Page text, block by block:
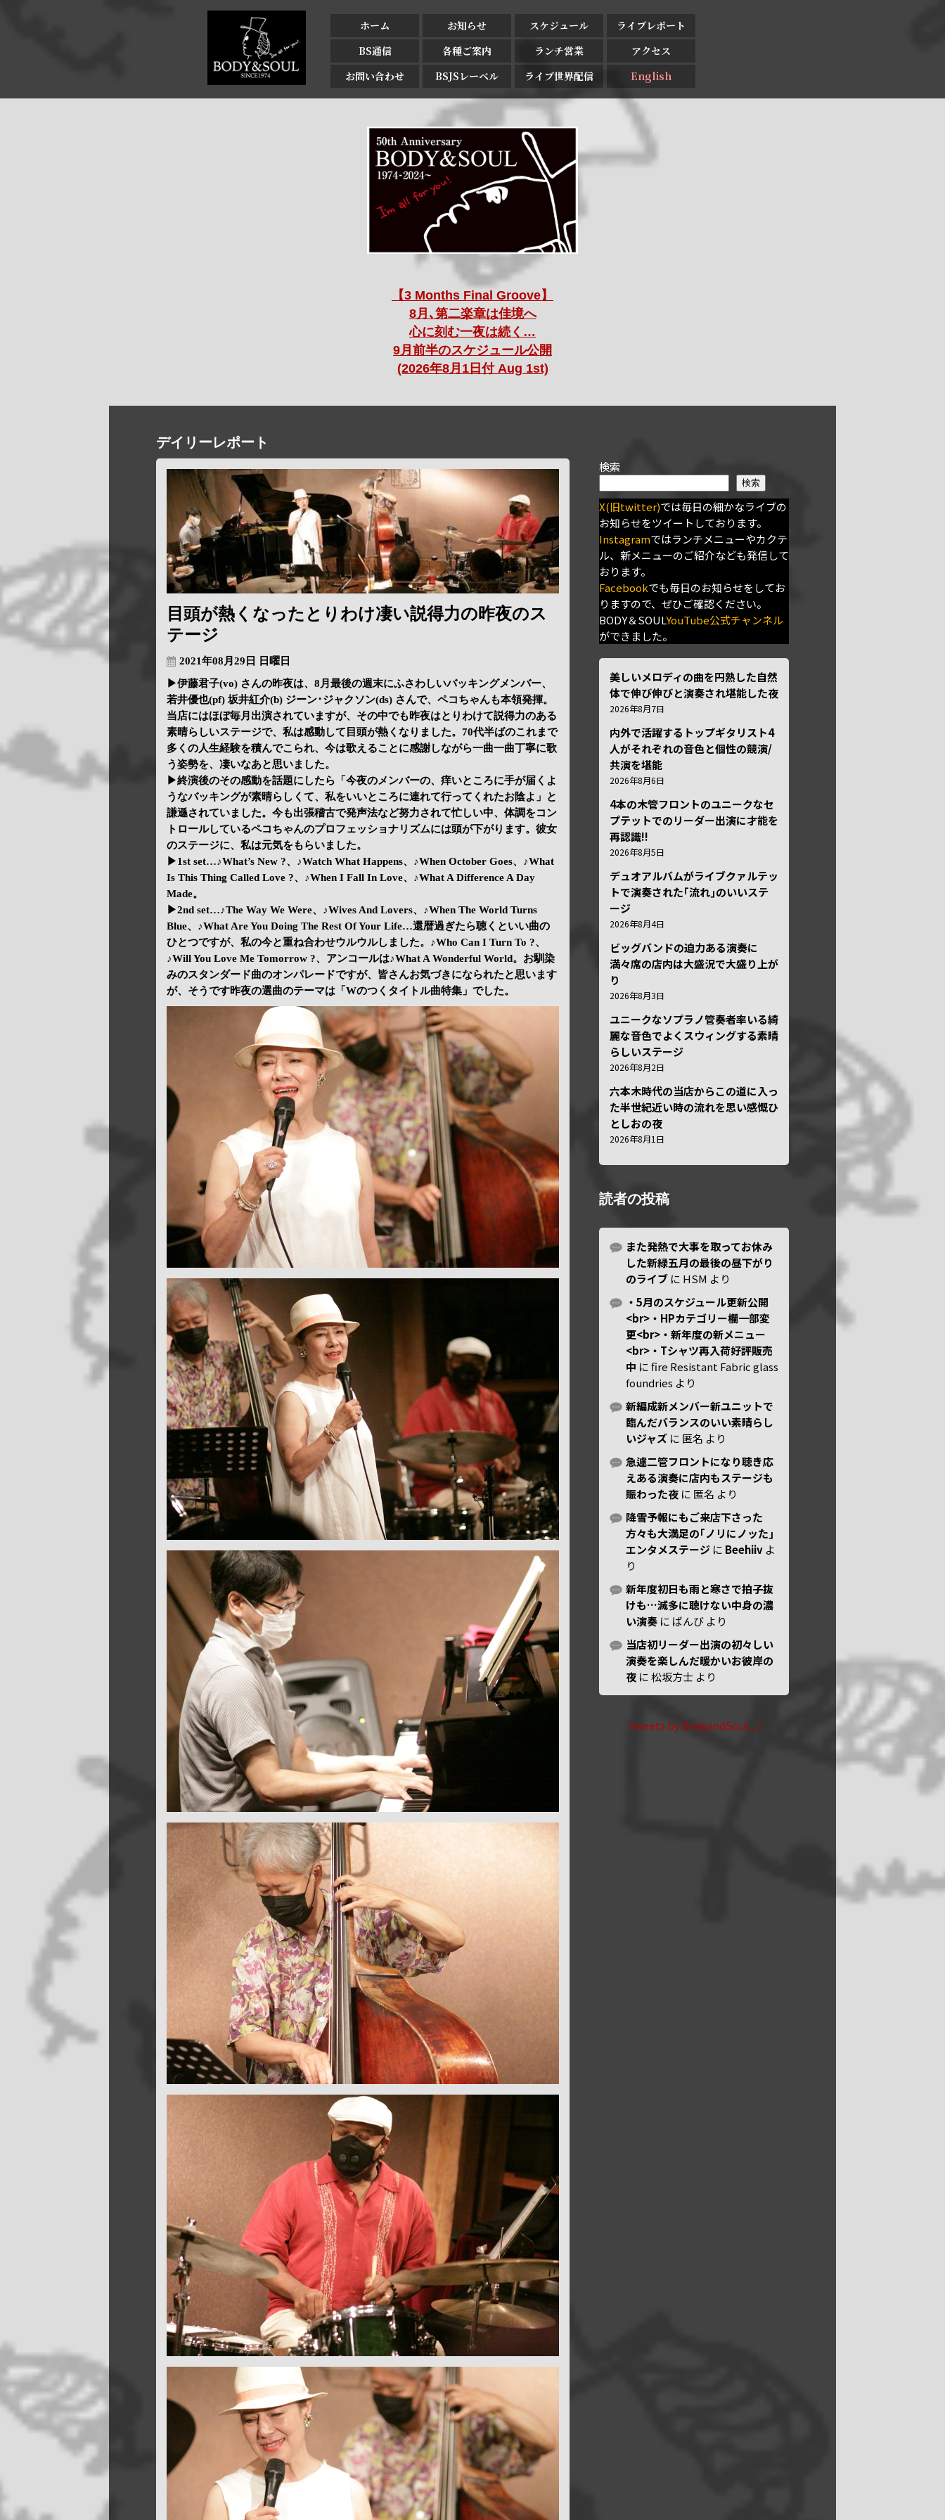
ホーム お知らせ スケジュール
ライブレポート
BS通信
各種ご案内 ランチ営業
アクセス
お問い合わせ
BSJSレーベル ライブ世界配信 English
【3 Months Final Groove】
8月､第二楽章は佳境へ
心に刻む一夜は続く…
9月前半のスケジュール公開
(2026年8月1日付 Aug 1st)
デイリーレポート
目頭が熱くなったとりわけ凄い説得力の昨夜のス
テージ
2021年08月29日 日曜日
▶伊藤君子(vo) さんの昨夜は、8月最後の週末にふさわしいバッキングメンバー、
若井優也(pf) 坂井紅介(b) ジーン･ジャクソン(ds) さんで、ペコちゃんも本領発揮。
当店にはほぼ毎月出演されていますが、その中でも昨夜はとりわけて説得力のある
素晴らしいステージで、私は感動して目頭が熱くなりました。70代半ばのこれまで
多くの人生経験を積んでこられ、今は歌えることに感謝しながら一曲一曲丁寧に歌
う姿勢を、凄いなあと思いました。
▶終演後のその感動を話題にしたら「今夜のメンバーの、痒いところに手が届くよ
うなバッキングが素晴らしくて、私をいいところに連れて行ってくれたお陰よ」と
謙遜されていました。今も出張稽古で発声法など努力されて忙しい中、体調をコン
トロールしているペコちゃんのプロフェッショナリズムには頭が下がります。彼女
のステージに、私は元気をもらいました。
▶1st set…♪What’s New ?、♪Watch What Happens、♪When October Goes、♪What
Is This Thing Called Love ?、♪When I Fall In Love、♪What A Difference A Day
Made。
▶2nd set…♪The Way We Were、♪Wives And Lovers、♪When The World Turns
Blue、♪What Are You Doing The Rest Of Your Life…還暦過ぎたら聴くといい曲の
ひとつですが、私の今と重ね合わせウルウルしました。♪Who Can I Turn To ?、
♪Will You Love Me Tomorrow ?、アンコールは♪What A Wonderful World。お馴染
みのスタンダード曲のオンパレードですが、皆さんお気づきになられたと思います
が、そうです昨夜の選曲のテーマは「Wのつくタイトル曲特集」でした。
検索
検索
X(旧twitter)では毎日の細かなライブの
お知らせをツイートしております。
Instagramではランチメニューやカクテ
ル、新メニューのご紹介なども発信して
おります。
Facebookでも毎日のお知らせをしてお
りますので、ぜひご確認ください。
BODY＆SOULYouTube公式チャンネル
ができました。
美しいメロディの曲を円熟した自然
体で伸び伸びと演奏され堪能した夜
2026年8月7日
内外で活躍するトップギタリスト4
人がそれぞれの音色と個性の競演/
共演を堪能
2026年8月6日
4本の木管フロントのユニークなセ
プテットでのリーダー出演に才能を
再認識!!
2026年8月5日
デュオアルバムがライブクァルテッ
トで演奏された｢流れ｣のいいステ
ージ
2026年8月4日
ビッグバンドの迫力ある演奏に
満々席の店内は大盛況で大盛り上が
り
2026年8月3日
ユニークなソプラノ管奏者率いる綺
麗な音色でよくスウィングする素晴
らしいステージ
2026年8月2日
六本木時代の当店からこの道に入っ
た半世紀近い時の流れを思い感慨ひ
としおの夜
2026年8月1日
読者の投稿
また発熱で大事を取ってお休み
した新緑五月の最後の昼下がり
のライブ に HSM より
・5月のスケジュール更新公開
<br>・HPカテゴリー欄一部変
更<br>・新年度の新メニュー
<br>・Tシャツ再入荷好評販売
中 にfire Resistant Fabric glass
foundries より
新編成新メンバー新ユニットで
臨んだバランスのいい素晴らし
いジャズ に 匿名 より
急遽二管フロントになり聴き応
えある演奏に店内もステージも
賑わった夜 に 匿名 より
降雪予報にもご来店下さった
方々も大満足の｢ノリにノッた｣
エンタメステージ に Beehiiv よ
り
新年度初日も雨と寒さで拍子抜
けも…滅多に聴けない中身の濃
い演奏 に ばんび より
当店初リーダー出演の初々しい
演奏を楽しんだ暖かいお彼岸の
夜 に松坂方士 より
Tweets by BodyandSoul_J